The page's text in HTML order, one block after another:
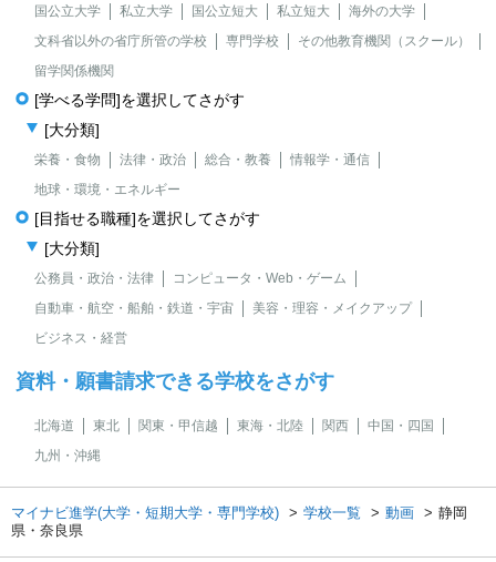
国公立大学 私立大学 国公立短大 私立短大
海外の大学
文科省以外の省庁所管の学校
専門学校
その他教育機関（スクール）
留学関係機関
[学べる学問]を選択してさがす
[大分類]
栄養・食物 法律・政治 総合・教養
情報学・通信
地球・環境・エネルギー
[目指せる職種]を選択してさがす
[大分類]
公務員・政治・法律
コンピュータ・Web・ゲーム
自動車・航空・船舶・鉄道・宇宙
美容・理容・メイクアップ
ビジネス・経営
資料・願書請求できる学校をさがす
北海道 東北 関東・甲信越 東海・北陸 関西
中国・四国
九州・沖縄
マイナビ進学(大学・短期大学・専門学校) 学校一覧 動画
静岡
県・奈良県